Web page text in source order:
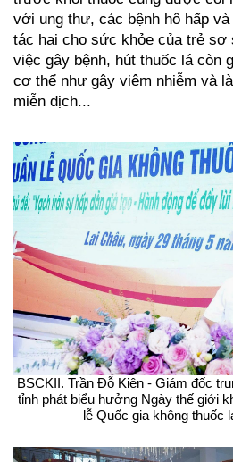
với ung thư, các bệnh hô hấp
tác hại cho sức khỏe của trẻ sơ
việc gây bệnh, hút thuốc lá còn
cơ thể như gây viêm nhiễm và
miễn dịch...
BSCKII. Trần Đỗ Kiên - Giám đốc
tỉnh phát biểu hưởng Ngày thế giới
lễ Quốc gia không thuốc